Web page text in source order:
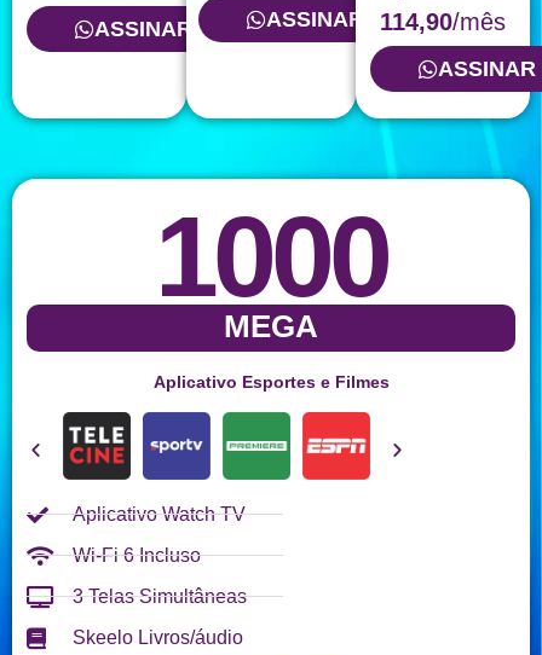
ASSINAR ASSINAR
114,90/mês
ASSINAR
1000
MEGA
Aplicativo Esportes e Filmes
Aplicativo Watch TV
Wi-Fi 6 Incluso
3 Telas Simultâneas
Skeelo Livros/áudio